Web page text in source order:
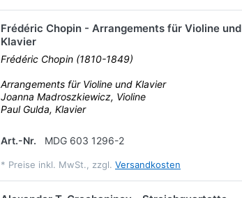
Frédéric Chopin - Arrangements für Violine und
Klavier
Frédéric Chopin (1810-1849)
Arrangements für Violine und Klavier
Joanna Madroszkiewicz, Violine
Paul Gulda, Klavier
Art.-Nr. MDG 603 1296-2
* Preise inkl. MwSt., zzgl. Versandkosten